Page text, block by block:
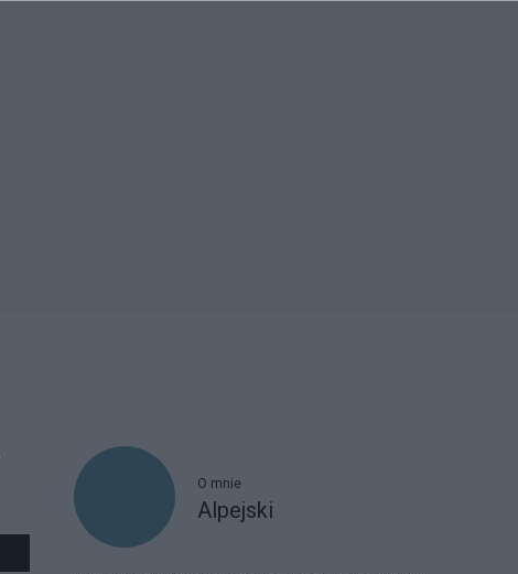
O mnie
Alpejski